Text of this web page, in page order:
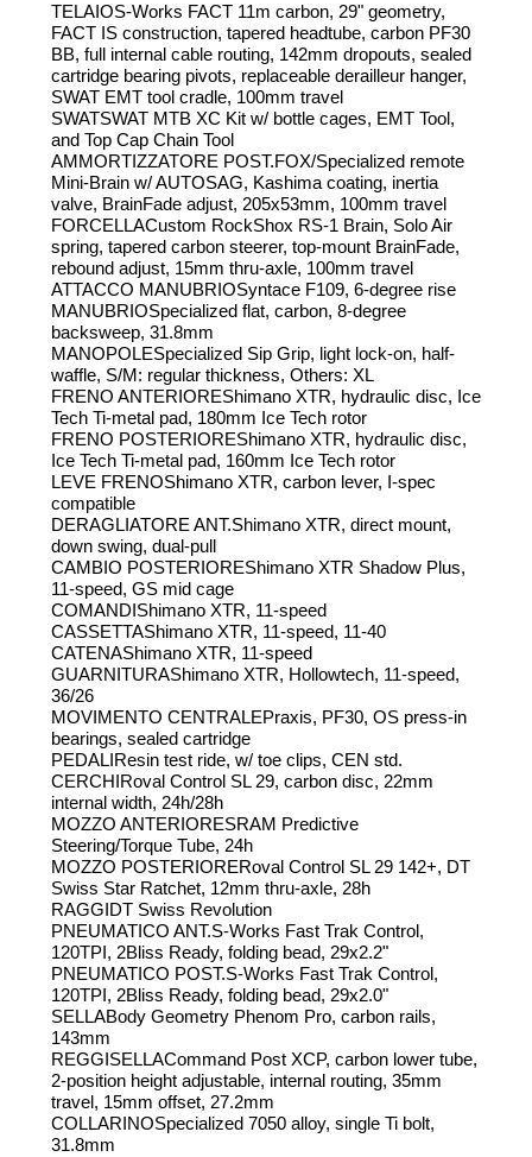
TELAIOS-Works FACT 11m carbon, 29" geometry,
FACT IS construction, tapered headtube, carbon PF30
BB, full internal cable routing, 142mm dropouts, sealed
cartridge bearing pivots, replaceable derailleur hanger,
SWAT EMT tool cradle, 100mm travel
SWATSWAT MTB XC Kit w/ bottle cages, EMT Tool,
and Top Cap Chain Tool
AMMORTIZZATORE POST.FOX/Specialized remote
Mini-Brain w/ AUTOSAG, Kashima coating, inertia
valve, BrainFade adjust, 205x53mm, 100mm travel
FORCELLACustom RockShox RS-1 Brain, Solo Air
spring, tapered carbon steerer, top-mount BrainFade,
rebound adjust, 15mm thru-axle, 100mm travel
ATTACCO MANUBRIOSyntace F109, 6-degree rise
MANUBRIOSpecialized flat, carbon, 8-degree
backsweep, 31.8mm
MANOPOLESpecialized Sip Grip, light lock-on, half-
waffle, S/M: regular thickness, Others: XL
FRENO ANTERIOREShimano XTR, hydraulic disc, Ice
Tech Ti-metal pad, 180mm Ice Tech rotor
FRENO POSTERIOREShimano XTR, hydraulic disc,
Ice Tech Ti-metal pad, 160mm Ice Tech rotor
LEVE FRENOShimano XTR, carbon lever, I-spec
compatible
DERAGLIATORE ANT.Shimano XTR, direct mount,
down swing, dual-pull
CAMBIO POSTERIOREShimano XTR Shadow Plus,
11-speed, GS mid cage
COMANDIShimano XTR, 11-speed
CASSETTAShimano XTR, 11-speed, 11-40
CATENAShimano XTR, 11-speed
GUARNITURAShimano XTR, Hollowtech, 11-speed,
36/26
MOVIMENTO CENTRALEPraxis, PF30, OS press-in
bearings, sealed cartridge
PEDALIResin test ride, w/ toe clips, CEN std.
CERCHIRoval Control SL 29, carbon disc, 22mm
internal width, 24h/28h
MOZZO ANTERIORESRAM Predictive
Steering/Torque Tube, 24h
MOZZO POSTERIORERoval Control SL 29 142+, DT
Swiss Star Ratchet, 12mm thru-axle, 28h
RAGGIDT Swiss Revolution
PNEUMATICO ANT.S-Works Fast Trak Control,
120TPI, 2Bliss Ready, folding bead, 29x2.2"
PNEUMATICO POST.S-Works Fast Trak Control,
120TPI, 2Bliss Ready, folding bead, 29x2.0"
SELLABody Geometry Phenom Pro, carbon rails,
143mm
REGGISELLACommand Post XCP, carbon lower tube,
2-position height adjustable, internal routing, 35mm
travel, 15mm offset, 27.2mm
COLLARINOSpecialized 7050 alloy, single Ti bolt,
31.8mm